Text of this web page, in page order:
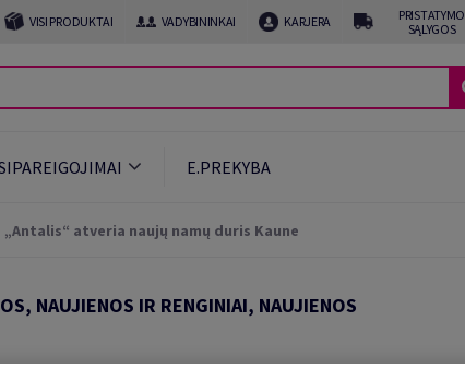
VISI PRODUKTAI VADYBININKAI KARJERA
PRISTATYMO
SĄLYGOS
E.PREKYBA
„Antalis“ atveria naujų namų duris Kaune
NAUJIENOS IR RENGINIAI, NAUJIENOS